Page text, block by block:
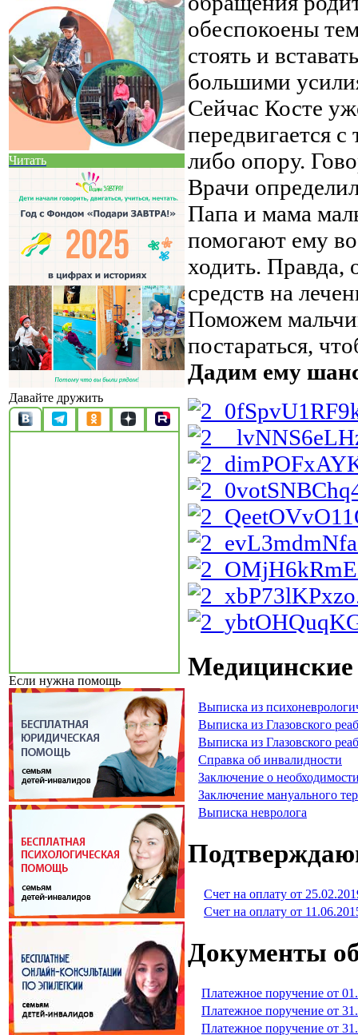
Читать
Давайте дружить
Если нужна помощь
обеспокоены
стоять и
большими
Сейчас Косте
передвигается
либо опору.
Врачи
Папа и мама
помогают ему
ходить. Правда,
средств на
Поможем
постараться,
Дадим ему
Выписка из
Выписка из Глазовского
Выписка из Глазовского
Справка об инвалидности
Заключение о
Заключение мануального
Выписка невролога
Счет на оплату от
Счет на оплату от
Документы
Платежное поручение от
Платежное поручение от
Платежное поручение от